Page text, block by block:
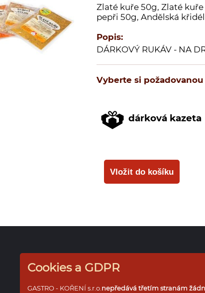
Zlaté kuře 50g, Zlaté
pepři 50g, Andělská
Popis:
DÁRKOVÝ RUKÁV - NA
Vyberte si
dárková kazeta
Cookies a GDPR
GASTRO - KOŘENÍ s.r.o.nepředává třetím stranám